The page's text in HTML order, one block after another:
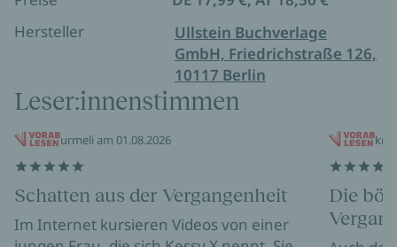
Hersteller
Ullstein Buchverlage
GmbH, Friedrichstraße 126,
10117 Berlin
Leser:innenstimmen
urmeli am 01.08.2026
Schatten aus der Vergangenheit
Im Internet kursieren Videos von einer
Die